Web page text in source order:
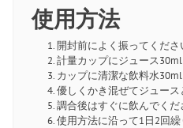
使用方法
開封前によく振ってくださ
計量カップにジュース
カップに清潔な飲料水
優しくかき混ぜてジュー
調合後はすぐに飲んでくだ
使用方法に沿って1日2回